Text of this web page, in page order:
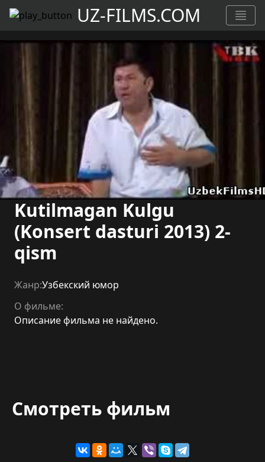
UZ-FILMS.COM
Kutilmagan Kulgu
(Konsert dasturi 2013) 2-
qism
Жанр:Узбекский юмор
О фильме:
Описание фильма не найдено.
Смотреть фильм